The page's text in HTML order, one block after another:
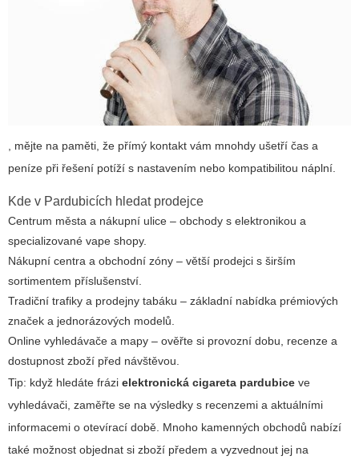
, mějte na paměti, že přímý kontakt vám mnohdy ušetří čas a
peníze při řešení potíží s nastavením nebo kompatibilitou náplní.
Kde v Pardubicích hledat prodejce
Centrum města a nákupní ulice – obchody s elektronikou a
specializované vape shopy.
Nákupní centra a obchodní zóny – větší prodejci s širším
sortimentem příslušenství.
Tradiční trafiky a prodejny tabáku – základní nabídka prémiových
značek a jednorázových modelů.
Online vyhledávače a mapy – ověřte si provozní dobu, recenze a
dostupnost zboží před návštěvou.
Tip: když hledáte frázi elektronická cigareta pardubice ve
vyhledávači, zaměřte se na výsledky s recenzemi a aktuálními
informacemi o otevírací době. Mnoho kamenných obchodů nabízí
také možnost objednat si zboží předem a vyzvednout jej na